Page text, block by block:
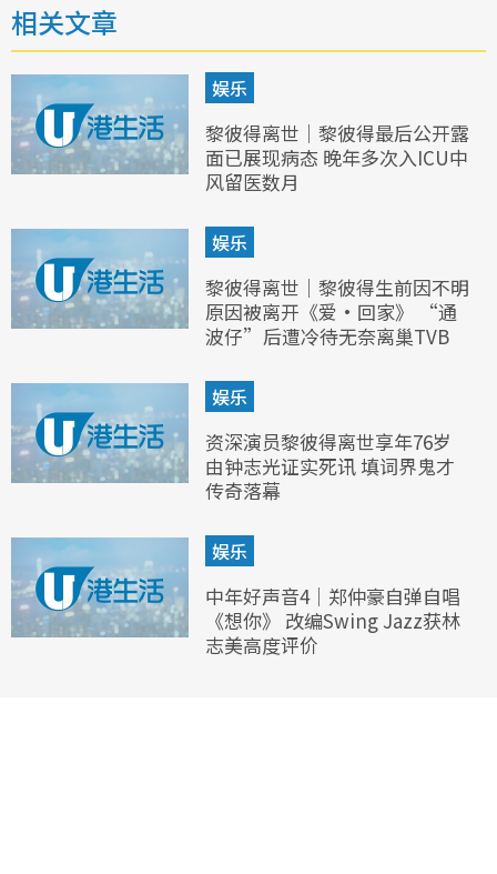
相关文章
娱乐
黎彼得离世｜黎彼得最后公开露
面已展现病态 晚年多次入ICU中
风留医数月
娱乐
黎彼得离世｜黎彼得生前因不明
原因被离开《爱·回家》 “通
波仔”后遭冷待无奈离巢TVB
娱乐
资深演员黎彼得离世享年76岁
由钟志光证实死讯 填词界鬼才
传奇落幕
娱乐
中年好声音4｜郑仲豪自弹自唱
《想你》 改编Swing Jazz获林
志美高度评价